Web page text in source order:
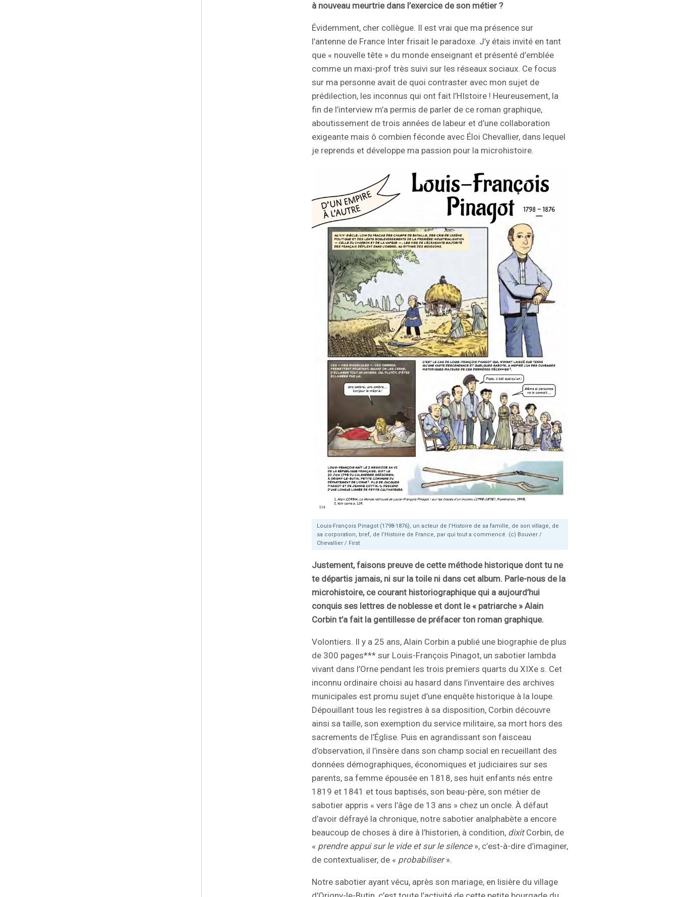
à nouveau meurtrie dans l’exercice de son métier ?
Évidemment, cher collègue. Il est vrai que ma présence sur
l’antenne de France Inter frisait le paradoxe. J’y étais invité en tant
que « nouvelle tête » du monde enseignant et présenté d’emblée
comme un maxi-prof très suivi sur les réseaux sociaux. Ce focus
sur ma personne avait de quoi contraster avec mon sujet de
prédilection, les inconnus qui ont fait l’HIstoire ! Heureusement, la
fin de l’interview m’a permis de parler de ce roman graphique,
aboutissement de trois années de labeur et d’une collaboration
exigeante mais ô combien féconde avec Éloi Chevallier, dans lequel
je reprends et développe ma passion pour la microhistoire.
Louis-François Pinagot (1798-1876), un acteur de l’Histoire de sa famille, de son village, de
sa corporation, bref, de l’Histoire de France, par qui tout a commencé. (c) Bouvier /
Chevallier / First
Justement, faisons preuve de cette méthode historique dont tu ne
te départis jamais, ni sur la toile ni dans cet album. Parle-nous de la
microhistoire, ce courant historiographique qui a aujourd’hui
conquis ses lettres de noblesse et dont le « patriarche » Alain
Corbin t’a fait la gentillesse de préfacer ton roman graphique.
Volontiers. Il y a 25 ans, Alain Corbin a publié une biographie de plus
de 300 pages*** sur Louis-François Pinagot, un sabotier lambda
vivant dans l’Orne pendant les trois premiers quarts du XIXe s. Cet
inconnu ordinaire choisi au hasard dans l’inventaire des archives
municipales est promu sujet d’une enquête historique à la loupe.
Dépouillant tous les registres à sa disposition, Corbin découvre
ainsi sa taille, son exemption du service militaire, sa mort hors des
sacrements de l’Église. Puis en agrandissant son faisceau
d’observation, il l’insère dans son champ social en recueillant des
données démographiques, économiques et judiciaires sur ses
parents, sa femme épousée en 1818, ses huit enfants nés entre
1819 et 1841 et tous baptisés, son beau-père, son métier de
sabotier appris « vers l’âge de 13 ans » chez un oncle. À défaut
d’avoir défrayé la chronique, notre sabotier analphabète a encore
beaucoup de choses à dire à l’historien, à condition, dixitCorbin, de
« prendre appui sur le vide et sur le silence», c’est-à-dire d’imaginer,
de contextualiser, de « probabiliser».
Notre sabotier ayant vécu, après son mariage, en lisière du village